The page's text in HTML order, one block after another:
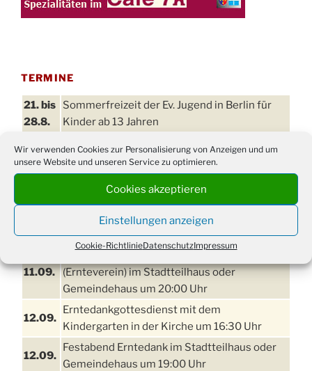
Wir verwenden Cookies zur Personalisierung von Anzeigen und um
unsere Website und unseren Service zu optimieren.
Cookies akzeptieren
Einstellungen anzeigen
Cookie-RichtlinieDatenschutzImpressum
TERMINE
21. bis
28.8.
Sommerfreizeit der Ev. Jugend in Berlin für
Kinder ab 13 Jahren
29.08.
Tennisplatz
09:00 Uhr
13.09.
Erntefest in Drabenderhöhe
11.09.
(Ernteverein) im Stadtteilhaus oder
Gemeindehaus um 20:00 Uhr
12.09.
Erntedankgottesdienst mit dem
Kindergarten in der Kirche um 16:30 Uhr
12.09.
Festabend Erntedank im Stadtteilhaus oder
Gemeindehaus um 19:00 Uhr